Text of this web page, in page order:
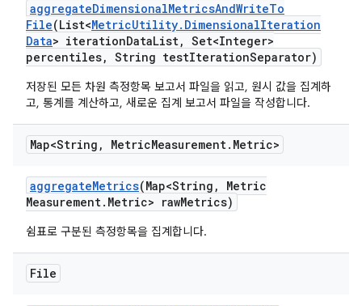
aggregateDimensionalMetricsAndWriteTo
File(List<MetricUtility. DimensionalIteration
Data> iterationDataList, Set<Integer>
percentiles, String testIterationSeparator)
저장된 모든 차원 측정항목 보고서 파일을 읽고, 원시 값을 집계하
고, 통계를 계산하고, 새로운 집계 보고서 파일을 작성합니다.
Map<String , MetricMeasurement. Metric>
aggregateMetrics(Map<String ,
Metric
Measurement. Metric> rawMetrics)
쉼표로 구분된 측정항목을 집계합니다.
File